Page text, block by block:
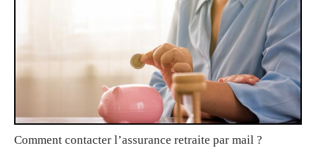
Comment contacter l’assurance retraite par mail ?